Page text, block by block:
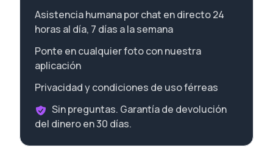
Asistencia humana por chat en directo 24
horas al día, 7 días a la semana
Ponte en cualquier foto con nuestra
aplicación
Privacidad y condiciones de uso férreas
Sin preguntas. Garantía de devolución
del dinero en 30 días.